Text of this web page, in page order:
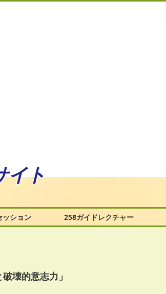
イト
ッション 258ガイドレクチャー
壊的意志力」